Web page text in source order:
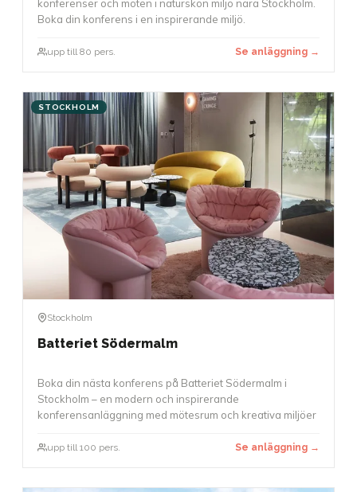
konferenser och möten i naturskön miljö nära Stockholm.
Boka din konferens i en inspirerande miljö.
upp till 80 pers. Se anläggning →
STOCKHOLM
Stockholm
Batteriet Södermalm
Boka din nästa konferens på Batteriet Södermalm i
Stockholm – en modern och inspirerande
konferensanläggning med mötesrum och kreativa miljöer
upp till 100 pers. Se anläggning →